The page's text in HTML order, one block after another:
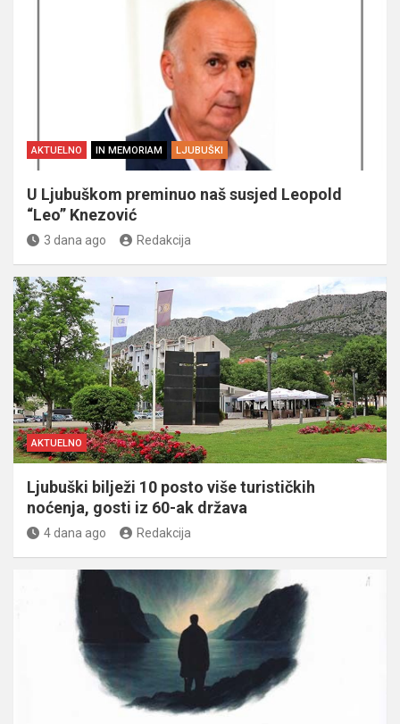
AKTUELNO IN MEMORIAM LJUBUŠKI
U Ljubuškom preminuo naš susjed Leopold
“Leo” Knezović
3 dana ago Redakcija
AKTUELNO
Ljubuški bilježi 10 posto više turističkih
noćenja, gosti iz 60-ak država
4 dana ago Redakcija